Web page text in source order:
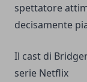
spettatore
decisamente
Il cast di
serie Netflix